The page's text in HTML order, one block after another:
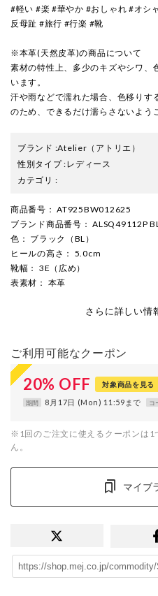
#軽い #楽 #華やか #おしゃれ #オシ
反母趾 #旅行 #行楽 #靴
※本革(天然皮革)の商品について
素材の特性上、多少のキズやシワ、
います。
汗や雨などで濡れた場合、色移りす
のため、できるだけ濡らさないよう
ブランド :Atelier （アトリエ）
性別タイプ:レディース
カテゴリ :
商品番号 ： AT925BW012625
ブランド商品番号 ： ALSQ49112P
色 ： ブラック（BL）
ヒールの高さ ： 5.0cm
靴幅 ： 3E（広め）
表素材 ： 本革
さらに詳しい情
ご利用可能なクーポン
20% OFF 対象商品を見る
期間 8月17日 (Mon) 11:59まで コ
※1回のご注文に使えるクーポンは1
ん。
マイブ